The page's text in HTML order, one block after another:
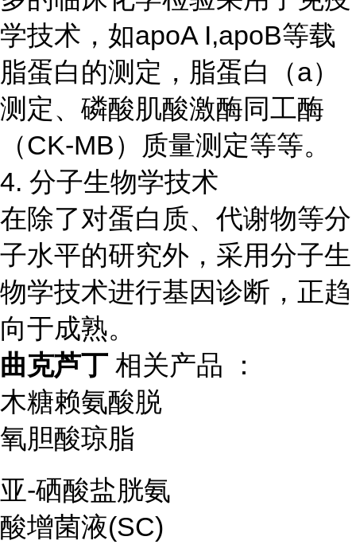
学技术，如apoA I,apoB等载
脂蛋白的测定，脂蛋白（a）
测定、磷酸肌酸激酶同工酶
（CK-MB）质量测定等等。
4. 分子生物学技术
在除了对蛋白质、代谢物等分
子水平的研究外，采用分子生
物学技术进行基因诊断，正趋
向于成熟。
曲克芦丁 相关产品 ：
木糖赖氨酸脱
氧胆酸琼脂
亚-硒酸盐胱氨
酸增菌液(SC)